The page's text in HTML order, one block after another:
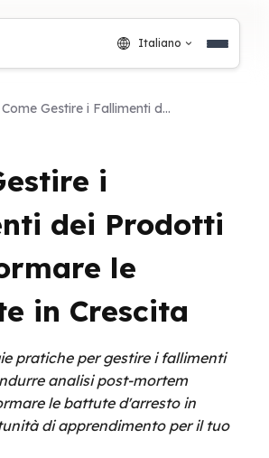
Italiano
Come Gestire i Fallimenti dei Prodotti e Trasformare le Sconfitte in Crescita
i
dei Prodotti
le
in Crescita
pratiche per gestire i fallimenti
analisi post-mortem
le battute d'arresto in
di apprendimento per il tuo